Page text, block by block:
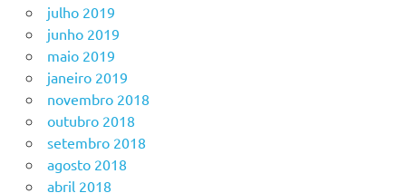
julho 2019
junho 2019
maio 2019
janeiro 2019
novembro 2018
outubro 2018
setembro 2018
agosto 2018
abril 2018